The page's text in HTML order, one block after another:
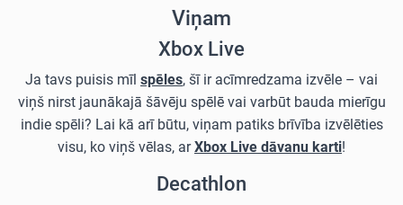
Viņam
Xbox Live
Ja tavs puisis mīl spēles, šī ir acīmredzama izvēle – vai
viņš nirst jaunākajā šāvēju spēlē vai varbūt bauda mierīgu
indie spēli? Lai kā arī būtu, viņam patiks brīvība izvēlēties
visu, ko viņš vēlas, arXbox Live dāvanu karti!
Decathlon